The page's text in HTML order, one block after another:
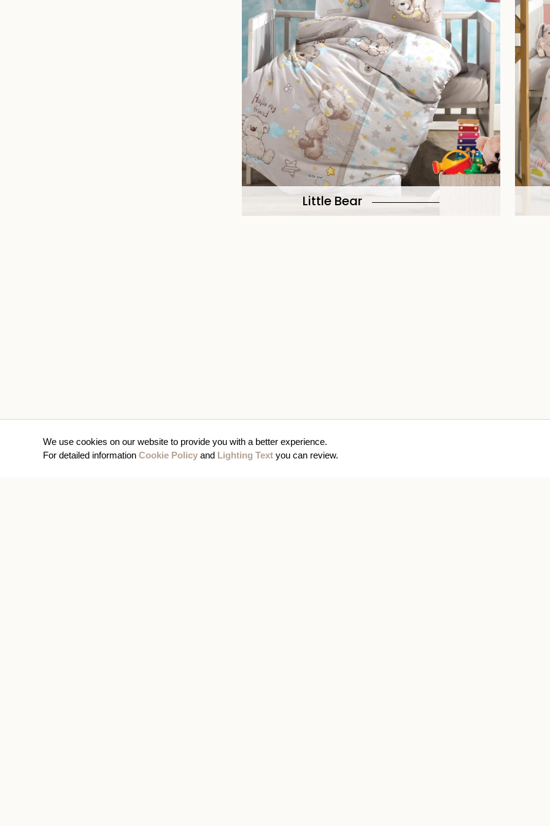
We use cookies on our website to provide you with a better experience.
For detailed information Cookie Policy and Lighting Text you can review.
Little Bear